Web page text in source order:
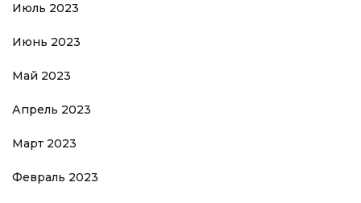
Июль 2023
Июнь 2023
Май 2023
Апрель 2023
Март 2023
Февраль 2023